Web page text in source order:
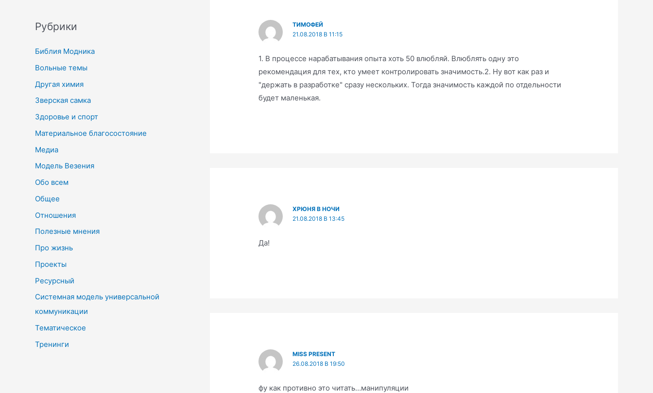
Рубрики
Библия Модника
Вольные темы
Другая химия
Зверская самка
Здоровье и спорт
Материальное благосостояние
Медиа
Модель Везения
Обо всем
Общее
Отношения
Полезные мнения
Про жизнь
Проекты
Ресурсный
Системная модель универсальной
коммуникации
Тематическое
Тренинги
ТИМОФЕЙ
21.08.2018 В 11:15
1. В процессе нарабатывания опыта хоть 50 влюбляй. Влюблять одну это
рекомендация для тех, кто умеет контролировать значимость.2. Ну вот как раз и
"держать в разработке" сразу нескольких. Тогда значимость каждой по отдельности
будет маленькая.
ХРЮНЯ В НОЧИ
21.08.2018 В 13:45
Да!
MISS PRESENT
26.08.2018 В 19:50
фу как противно это читать…манипуляции